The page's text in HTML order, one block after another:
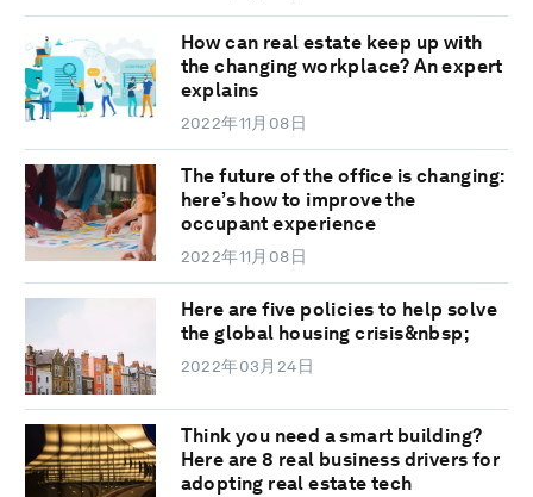
How can real estate keep up with
the changing workplace? An expert
explains
2022年11月08日
The future of the office is changing:
here’s how to improve the
occupant experience
2022年11月08日
Here are five policies to help solve
the global housing crisis&nbsp;
2022年03月24日
Think you need a smart building?
Here are 8 real business drivers for
adopting real estate tech